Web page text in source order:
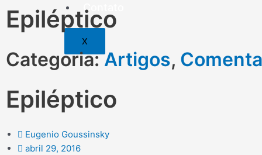
Contato
X
Epiléptico
Categoria:Artigos,
Epiléptico
Eugenio Goussinsky
abril 29, 2016